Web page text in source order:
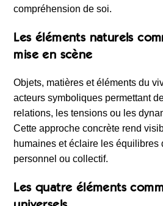
compréhension de soi.
Les éléments naturels
mise en scène
Objets, matières et éléments du
acteurs symboliques permettant
relations, les tensions ou les
Cette approche concrète rend
humaines et éclaire les équilibres
personnel ou collectif.
Les quatre éléments